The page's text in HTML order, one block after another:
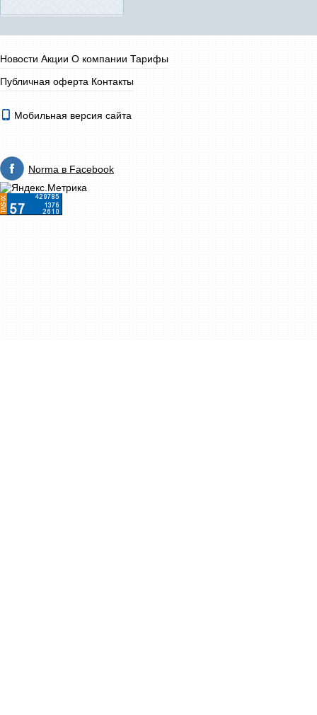
Новости Акции О компании Тарифы
Публичная оферта Контакты
Мобильная версия сайта
Norma в Facebook